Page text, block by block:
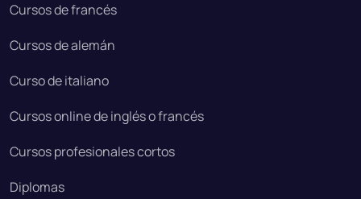
Cursos de francés
Cursos de alemán
Curso de italiano
Cursos online de inglés o francés
Cursos profesionales cortos
Diplomas